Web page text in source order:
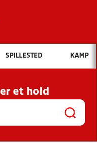
Hvad vil du søge efter?
OG NYHEDER
KLUBBER OG
SPILLESTED KAMP
et hold